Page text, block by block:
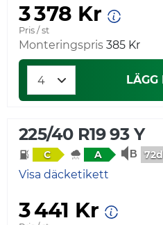
3 378 Kr
Pris / st
Monteringspris 385 Kr
225/40 R19 93 Y
C A
Visa däcketikett
3 441 Kr